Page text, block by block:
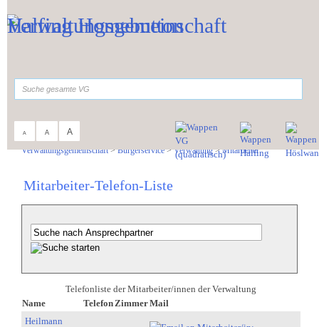
A A A
Verwaltungsgemeinschaft>Bürgerservice>Verwaltung>Mitarbeiter
Mitarbeiter-Telefon-Liste
Telefonliste der Mitarbeiter/innen der Verwaltung
Name
Telefon ZimmerMail
Heilmann